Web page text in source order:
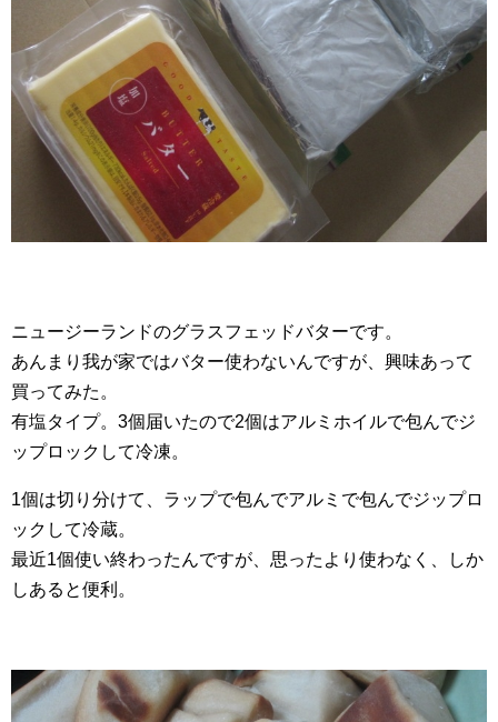
ニュージーランドのグラスフェッドバターです。
あんまり我が家ではバター使わないんですが、興味あって
買ってみた。
有塩タイプ。3個届いたので2個はアルミホイルで包んでジ
ップロックして冷凍。
1個は切り分けて、ラップで包んでアルミで包んでジップロ
ックして冷蔵。
最近1個使い終わったんですが、思ったより使わなく、しか
しあると便利。